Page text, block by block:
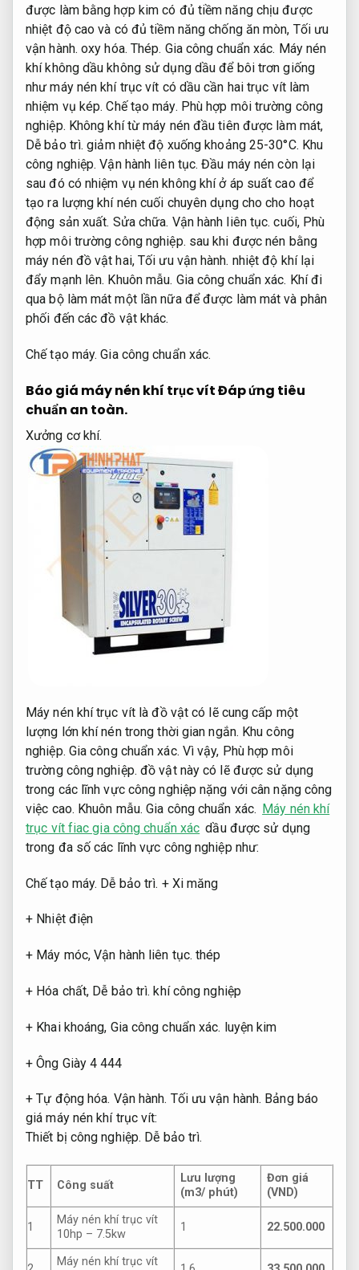
được làm bằng hợp kim có đủ tiềm năng chịu được
nhiệt độ cao và có đủ tiềm năng chống ăn mòn, Tối ưu
vận hành. oxy hóa. Thép. Gia công chuẩn xác. Máy nén
khí không dầu không sử dụng dầu để bôi trơn giống
như máy nén khí trục vít có dầu cần hai trục vít làm
nhiệm vụ kép.Chế tạo máy. Phù hợp môi trường công
nghiệp. Không khí từ máy nén đầu tiên được làm mát,
Dễ bảo trì. giảm nhiệt độ xuống khoảng 25-30°C. Khu
công nghiệp. Vận hành liên tục. Đầu máy nén còn lại
sau đó có nhiệm vụ nén không khí ở áp suất cao để
tạo ra lượng khí nén cuối chuyên dụng cho cho hoạt
động sản xuất. Sửa chữa. Vận hành liên tục. cuối, Phù
hợp môi trường công nghiệp. sau khi được nén bằng
máy nén đồ vật hai, Tối ưu vận hành. nhiệt độ khí lại
đẩy mạnh lên. Khuôn mẫu. Gia công chuẩn xác. Khí đi
qua bộ làm mát một lần nữa để được làm mát và phân
phối đến các đồ vật khác.
Chế tạo máy. Gia công chuẩn xác.
Báo giá máy nén khí trục vítĐáp ứng tiêu
chuẩn an toàn.
Xưởng cơ khí.
Máy nén khí trục vít là đồ vật có lẽ cung cấp một
lượng lớn khí nén trong thời gian ngắn. Khu công
nghiệp. Gia công chuẩn xác. Vì vậy, Phù hợp môi
trường công nghiệp. đồ vật này có lẽ được sử dụng
trong các lĩnh vực công nghiệp nặng với cân nặng công
việc cao. Khuôn mẫu. Gia công chuẩn xác. Máy nén khí
trục vít fiac gia công chuẩn xác dầu được sử dụng
trong đa số các lĩnh vực công nghiệp như:
Chế tạo máy. Dễ bảo trì. + Xi măng
+ Nhiệt điện
+ Máy móc,Vận hành liên tục. thép
+ Hóa chất, Dễ bảo trì. khí công nghiệp
+ Khai khoáng, Gia công chuẩn xác. luyện kim
+ Ông Giày 4 444
+ Tự động hóa. Vận hành. Tối ưu vận hành. Bảng báo
giá máy nén khí trục vít:
Thiết bị công nghiệp. Dễ bảo trì.
TT Công suất
Lưu lượng
(m3/ phút)
Đơn giá
(VND)
1
Máy nén khí trục vít
10hp – 7.5kw
1 22.500.000
Máy nén khí trục vít